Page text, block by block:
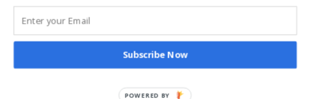
Tweetez
Subscribe Now